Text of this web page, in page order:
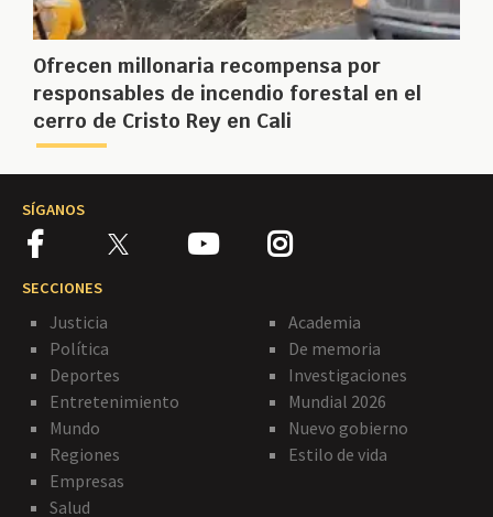
Ofrecen millonaria recompensa por
responsables de incendio forestal en el
cerro de Cristo Rey en Cali
SÍGANOS
SECCIONES
Justicia
Política
Deportes
Entretenimiento
Mundo
Regiones
Empresas
Salud
Academia
De memoria
Investigaciones
Mundial 2026
Nuevo gobierno
Estilo de vida